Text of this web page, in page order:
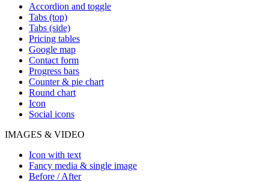
Accordion and toggle
Tabs (top)
Tabs (side)
Pricing tables
Google map
Contact form
Progress bars
Counter & pie chart
Round chart
Icon
Social icons
IMAGES & VIDEO
Icon with text
Fancy media & single image
Before / After